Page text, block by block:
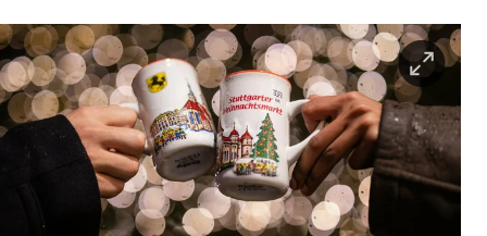
sport
berlin
nord
wahrheit